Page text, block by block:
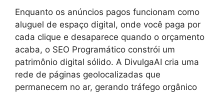
Enquanto os anúncios pagos funcionam como
aluguel de espaço digital, onde você paga por
cada clique e desaparece quando o orçamento
acaba, o SEO Programático constrói um
patrimônio digital sólido. A DivulgaAI cria uma
rede de páginas geolocalizadas que
permanecem no ar, gerando tráfego orgânico